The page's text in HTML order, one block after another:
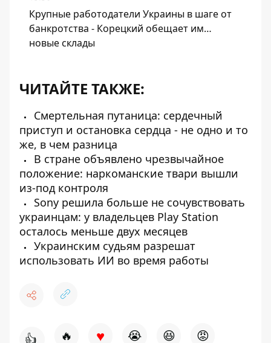
Крупные работодатели Украины в шаге от
банкротства - Корецкий обещает им…
новые склады
ЧИТАЙТЕ ТАКЖЕ:
Смертельная путаница: сердечный
приступ и остановка сердца - не одно и то
же, в чем разница
В стране объявлено чрезвычайное
положение: наркоманские твари вышли
из-под контроля
Sony решила больше не сочувствовать
украинцам: у владельцев Play Station
осталось меньше двух месяцев
Украинским судьям разрешат
использовать ИИ во время работы
👍 🔥 ♥ 😭 😆 😡